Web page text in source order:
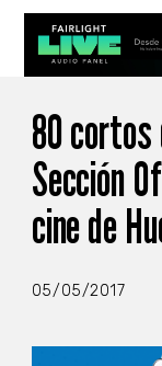
80 cortos
Sección
cine de
05/05/2017